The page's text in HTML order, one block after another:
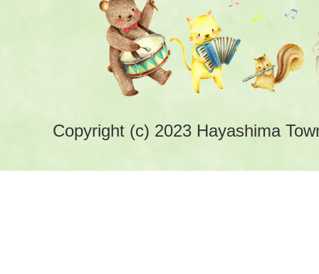
Copyright (c) 2023 Hayashima